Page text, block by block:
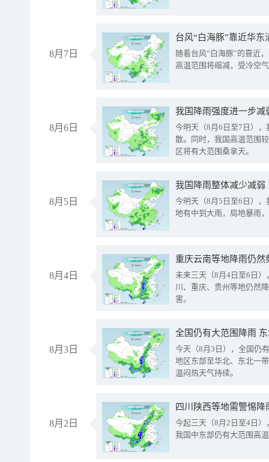
8月7日
台风“白海豚”靠近华
随着台风“白海豚”的靠近
高温范围将缩减，受冷空
8月6日
今明天（8月6日至7日）
散。同时，我国高温范围
区将有大范围桑拿天。
8月5日
我国降雨整体减少减弱
今明天（8月5日至6日）
地有中到大雨，局地暴雨
8月4日
重庆云南等地降雨仍然
未来三天（8月4日至6日
川、重庆、贵州等地仍然
害。
8月3日
全国仍有大范围降雨
今天（8月3日），全国仍
地区东部至华北、东北一
温闷热天气持续。
8月2日
今起三天（8月2日至4日
我国中东部仍有大范围高